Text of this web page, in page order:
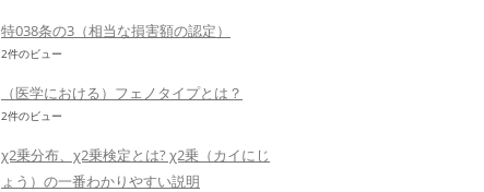
特038条の3（相当な損害額の認定）
2件のビュー
（医学における）フェノタイプとは？
2件のビュー
χ2乗分布、χ2乗検定とは? χ2乗（カイにじ
ょう）の一番わかりやすい説明